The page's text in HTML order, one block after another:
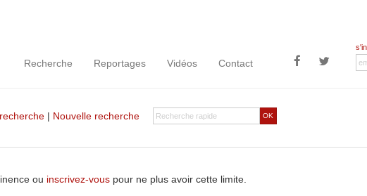
Recherche Reportages Vidéos Contact
OK
| Nouvelle recherche
ou inscrivez-vous pour ne plus avoir cette limite.